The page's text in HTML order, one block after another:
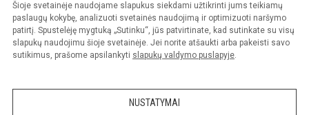
Šioje svetainėje naudojame slapukus siekdami užtikrinti jums teikiamų
paslaugų kokybę, analizuoti svetainės naudojimą ir optimizuoti naršymo
patirtį. Spustelėję mygtuką „Sutinku“, jūs patvirtinate, kad sutinkate su visų
slapukų naudojimu šioje svetainėje. Jei norite atšaukti arba pakeisti savo
sutikimus, prašome apsilankyti slapukų valdymo puslapyje.
NUSTATYMAI
© 2020. Alytaus r. meno ir sporto mokykla. Visos teisės saugomos.
Kopijuoti turinį be raštiško mokyklos sutikimo griežtai draudžiama.
Prieinamumo paraiška Slapukų valdymas
Sumanus būdas atnaujinti